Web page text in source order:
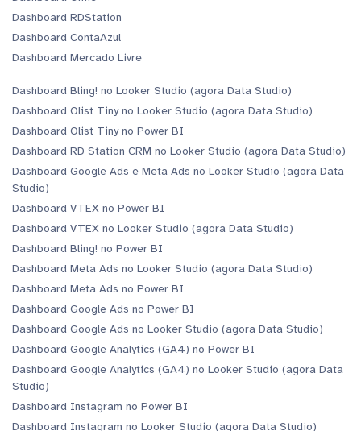
Dashboard RDStation
Dashboard ContaAzul
Dashboard Mercado Livre
Dashboard Bling! no Looker Studio (agora Data Studio)
Dashboard Olist Tiny no Looker Studio (agora Data Studio)
Dashboard Olist Tiny no Power BI
Dashboard RD Station CRM no Looker Studio (agora Data Studio)
Dashboard Google Ads e Meta Ads no Looker Studio (agora Data
Studio)
Dashboard VTEX no Power BI
Dashboard VTEX no Looker Studio (agora Data Studio)
Dashboard Bling! no Power BI
Dashboard Meta Ads no Looker Studio (agora Data Studio)
Dashboard Meta Ads no Power BI
Dashboard Google Ads no Power BI
Dashboard Google Ads no Looker Studio (agora Data Studio)
Dashboard Google Analytics (GA4) no Power BI
Dashboard Google Analytics (GA4) no Looker Studio (agora Data
Studio)
Dashboard Instagram no Power BI
Dashboard Instagram no Looker Studio (agora Data Studio)